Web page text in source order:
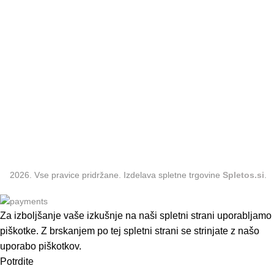
2026. Vse pravice pridržane. Izdelava spletne trgovine Spletos.si
Za izboljšanje vaše izkušnje na naši spletni strani uporabljamo
piškotke. Z brskanjem po tej spletni strani se strinjate z našo
uporabo piškotkov.
Potrdite